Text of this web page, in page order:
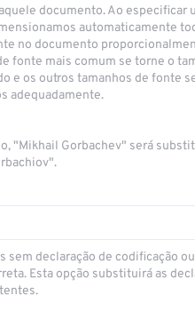
documento. Ao especificar
automaticamente
no documento
fonte mais comum se torne o
e os outros tamanhos de fonte
adequadamente.
"Mikhail Gorbachev" será
sem declaração de codificação
Esta opção substituirá as